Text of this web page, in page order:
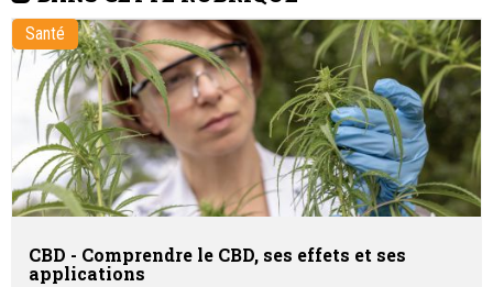
Santé
CBD - Comprendre le CBD, ses effets et ses
applications